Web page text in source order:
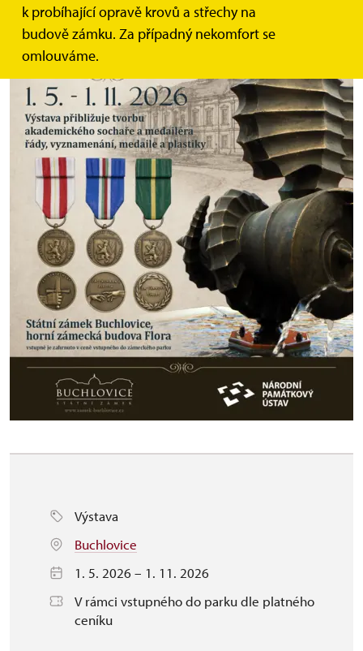
k probíhající opravě krovů a střechy na
budově zámku. Za případný nekomfort se
omlouváme.
Výstava
Buchlovice
1. 5. 2026 – 1. 11. 2026
V rámci vstupného do parku dle platného
ceníku